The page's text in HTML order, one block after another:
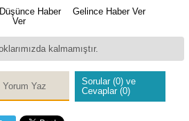
Haber
Ver
Gelince Haber Ver
kalmamıştır.
Yorum Yaz
Sorular (0) ve
Cevaplar (0)